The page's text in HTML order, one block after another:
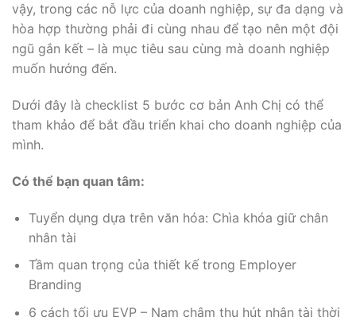
vậy, trong các nỗ lực của doanh nghiệp, sự đa dạng và
hòa hợp thường phải đi cùng nhau để tạo nên một đội
ngũ gắn kết – là mục tiêu sau cùng mà doanh nghiệp
muốn hướng đến.
Dưới đây là checklist 5 bước cơ bản Anh Chị có thể
tham khảo để bắt đầu triển khai cho doanh nghiệp của
mình.
Có thể bạn quan tâm:
Tuyển dụng dựa trên văn hóa: Chìa khóa giữ chân
nhân tài
Tầm quan trọng của thiết kế trong Employer
Branding
6 cách tối ưu EVP – Nam châm thu hút nhân tài thời